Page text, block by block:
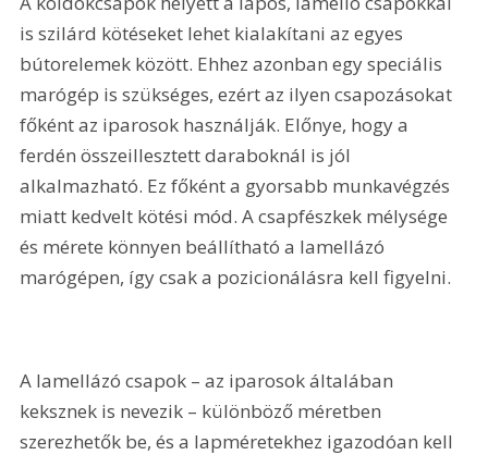
is szilárd kötéseket lehet kialakítani az egyes
bútorelemek között. Ehhez azonban egy speciális
marógép is szükséges, ezért az ilyen csapozásokat
főként az iparosok használják. Előnye, hogy a
ferdén összeillesztett daraboknál is jól
alkalmazható. Ez főként a gyorsabb munkavégzés
miatt kedvelt kötési mód. A csapfészkek mélysége
és mérete könnyen beállítható a lamellázó
marógépen, így csak a pozicionálásra kell figyelni.
A lamellázó csapok – az iparosok általá­ban
keksznek is nevezik – különbö­ző méretben
szerezhetők be, és a lapmé­retekhez igazodóan kell